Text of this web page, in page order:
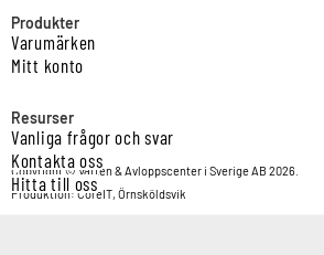
Produkter
Varumärken
Mitt konto
Resurser
Vanliga frågor och svar
Kontakta oss
Hitta till oss
Copyright © Vatten & Avloppscenter i Sverige AB 2026.
Produktion: CoreIT, Örnsköldsvik